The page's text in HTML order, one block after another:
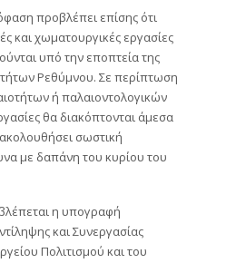
προβλέπει επίσης ότι
και χωματουργικές εργασίες
υπό την εποπτεία της
Ρεθύμνου. Σε περίπτωση
ή παλαιοντολογικών
θα διακόπτονται άμεσα
σωστική
με δαπάνη του κυρίου του
η υπογραφή
και Συνεργασίας
Πολιτισμού και του